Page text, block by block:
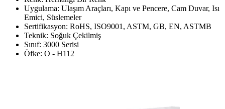
Uygulama: Ulaşım Araçları, Kapı ve Pencere, Cam Duvar, Isı
Emici, Süslemeler
Sertifikasyon: RoHS, ISO9001, ASTM, GB, EN, ASTMB
Teknik: Soğuk Çekilmiş
Sınıf: 3000 Serisi
Öfke: O - H112